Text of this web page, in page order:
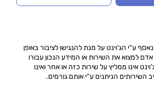
ע“י הג‘וינט על מנת להנגישו לציבור באופן
למצוא את השירות או המידע הנכון עבורו
אינו ממליץ על שירות כזה או אחר ואינו
השירותים הניתנים ע“י אותם גורמים.